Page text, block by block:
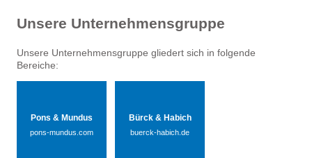
Unsere Unternehmensgruppe
Unsere Unternehmensgruppe gliedert sich in folgende
Bereiche:
Pons & Mundus
pons-mundus.com
Bürck & Habich
buerck-habich.de